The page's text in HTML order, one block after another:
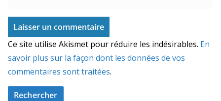
Ce site utilise Akismet pour réduire les indésirables. En
savoir plus sur la façon dont les données de vos
commentaires sont traitées.
Rechercher